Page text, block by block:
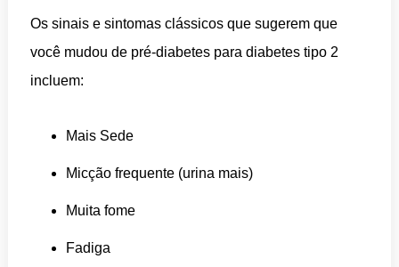
Os sinais e sintomas clássicos que sugerem que
você mudou de pré-diabetes para diabetes tipo 2
incluem:
Mais Sede
Micção frequente (urina mais)
Muita fome
Fadiga